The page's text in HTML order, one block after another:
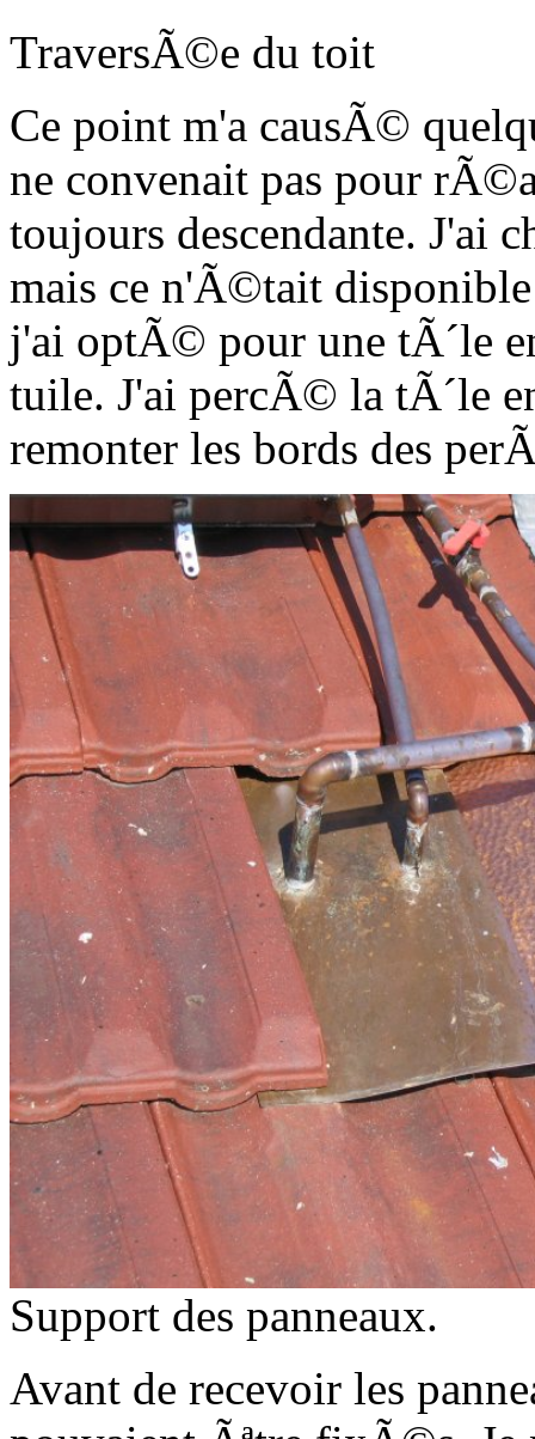
TraversÃ©e du toit
Ce point m'a causÃ©
ne convenait pas pour
toujours descendante.
mais ce n'Ã©tait
j'ai optÃ© pour une tÃ´le
tuile. J'ai percÃ© la tÃ´le
remonter les bords des
Support des panneaux.
Avant de recevoir les